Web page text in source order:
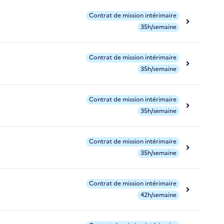
Contrat de mission intérimaire
35h/semaine
Contrat de mission intérimaire
35h/semaine
Contrat de mission intérimaire
35h/semaine
Contrat de mission intérimaire
35h/semaine
Contrat de mission intérimaire
42h/semaine